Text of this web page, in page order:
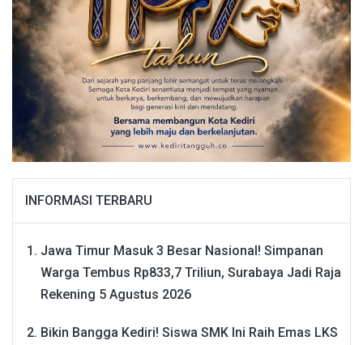
INFORMASI TERBARU
Jawa Timur Masuk 3 Besar Nasional! Simpanan
Warga Tembus Rp833,7 Triliun, Surabaya Jadi Raja
Rekening 5 Agustus 2026
Bikin Bangga Kediri! Siswa SMK Ini Raih Emas LKS